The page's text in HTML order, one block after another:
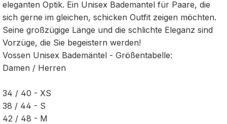
eleganten Optik. Ein Unisex Bademantel für Paare, die
sich gerne im gleichen, schicken Outfit zeigen möchten.
Seine großzügige Länge und die schlichte Eleganz sind
Vorzüge, die Sie begeistern werden!
Vossen Unisex Bademäntel - Größentabelle:
Damen / Herren
34 / 40 - XS
38 / 44 - S
42 / 48 - M